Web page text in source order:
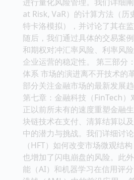
at Risk, VaR）的计算方法（历
特卡洛模拟），并讨论了其在
随后，我们通过具体的交易案
和期权对冲汇率风险、利率风
企业运营的稳定性。 第三部分
体系 市场的演进离不开技术的
部分关注金融市场的最新发展
第七章：金融科技（FinTech
正以前所未有的速度重塑金融
块链技术在支付、清算结算以
中的潜力与挑战。我们详细讨
（HFT）如何改变市场微观结
也增加了闪电崩盘的风险。此
能（AI）和机器学习在信用评